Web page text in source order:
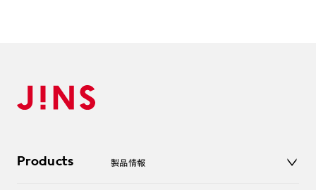
Products 製品情報